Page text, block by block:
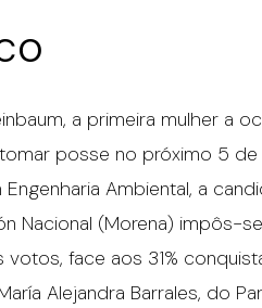
a primeira mulher a
posse no próximo 5
Ambiental, a
Nacional (Morena) impôs-
votos, face aos 31%
Alejandra Barrales, do